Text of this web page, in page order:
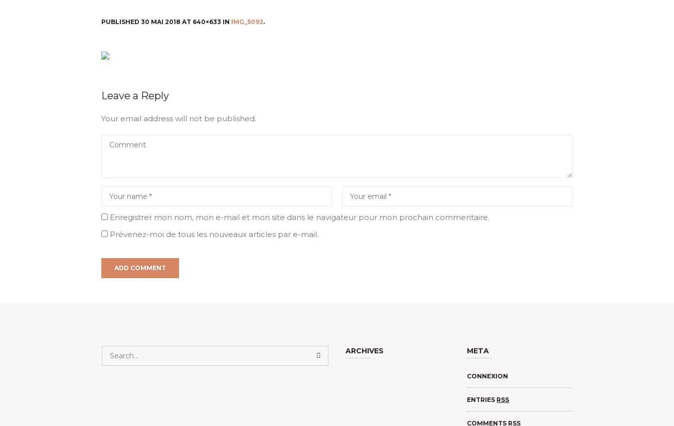
PUBLISHED 30 MAI 2018 AT 640×633 IN IMG_5092.
Leave a Reply
Your email address will not be published.
Enregistrer mon nom, mon e-mail et mon site dans le navigateur pour mon prochain commentaire.
Prévenez-moi de tous les nouveaux articles par e-mail.
ARCHIVES META
CONNEXION
ENTRIES RSS
COMMENTS RSS